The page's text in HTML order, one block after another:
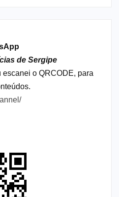
de Sergipe
o QRCODE, para